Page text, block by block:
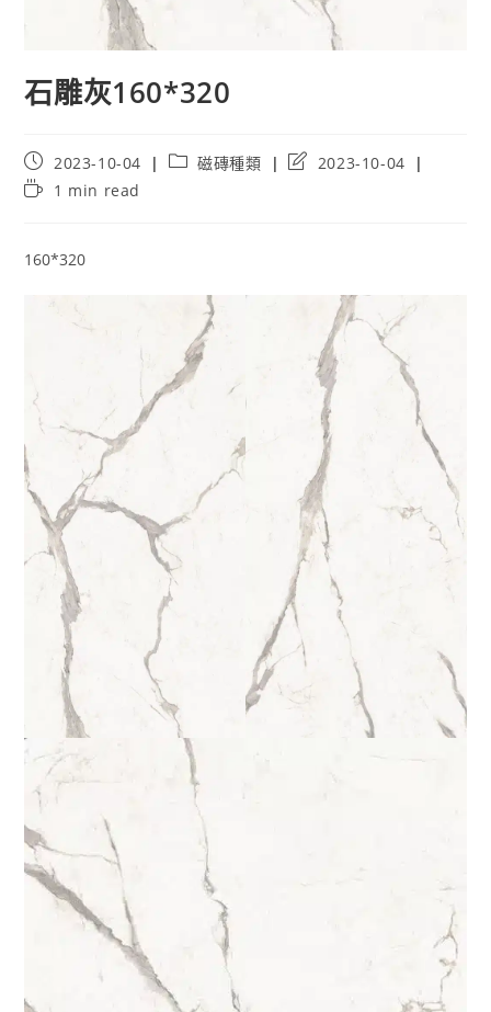
石雕灰160*320
Post
published:
2023-10-04
Post磁磚種類
Post2023-10-04
Reading1 min read
160*320